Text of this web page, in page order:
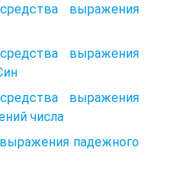
выражения
выражения
выражения
числа
падежного